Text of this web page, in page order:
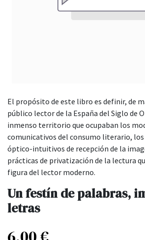
El propósito de este libro es definir, de
público lector de la España del Siglo de
inmenso territorio que ocupaban los
comunicativos del consumo literario,
óptico-intuitivos de recepción de la
prácticas de privatización de la lectura
figura del lector moderno.
Un festín de palabras,
letras